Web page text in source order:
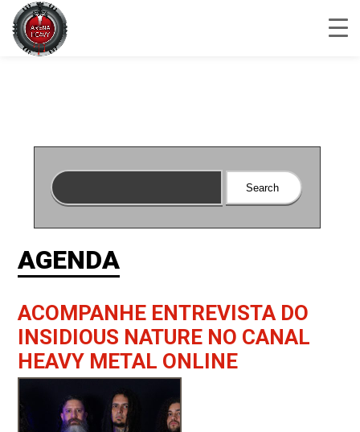
AGENDA
ACOMPANHE ENTREVISTA DO
INSIDIOUS NATURE NO CANAL
HEAVY METAL ONLINE